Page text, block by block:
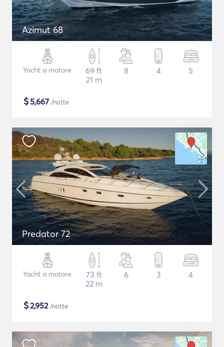
Azimut 68
Yacht a motore
69 ft
21 m
8 4 5
$5,667 /notte
Predator 72
Yacht a motore
73 ft
22 m
6 3 4
$2,952/notte